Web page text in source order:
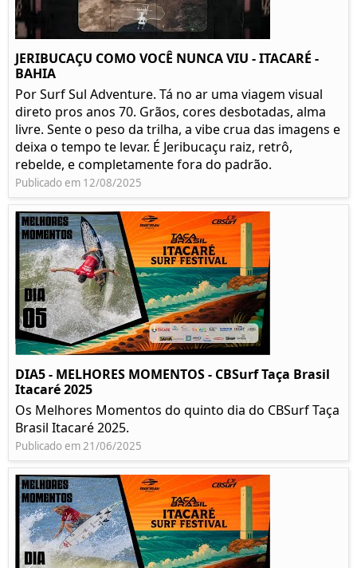
JERIBUCAÇU COMO VOCÊ NUNCA VIU - ITACARÉ -
BAHIA
Por Surf Sul Adventure. Tá no ar uma viagem visual
direto pros anos 70. Grãos, cores desbotadas, alma
livre. Sente o peso da trilha, a vibe crua das imagens e
deixa o tempo te levar. É Jeribucaçu raiz, retrô,
rebelde, e completamente fora do padrão.
Publicado em 12/08/2025
DIA5 - MELHORES MOMENTOS - CBSurf Taça Brasil
Itacaré 2025
Os Melhores Momentos do quinto dia do CBSurf Taça
Brasil Itacaré 2025.
Publicado em 21/06/2025